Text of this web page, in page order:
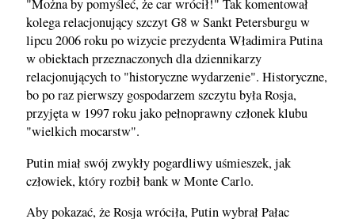
"Można by pomyśleć, że car wrócił!" Tak komentował
kolega relacjonujący szczyt G8 w Sankt Petersburgu w
lipcu 2006 roku po wizycie prezydenta Władimira Putina
w obiektach przeznaczonych dla dziennikarzy
relacjonujących to "historyczne wydarzenie". Historyczne,
bo po raz pierwszy gospodarzem szczytu była Rosja,
przyjęta w 1997 roku jako pełnoprawny członek klubu
"wielkich mocarstw".
Putin miał swój zwykły pogardliwy uśmieszek, jak
człowiek, który rozbił bank w Monte Carlo.
Aby pokazać, że Rosja wróciła, Putin wybrał Pałac